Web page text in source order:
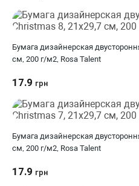
Бумага дизайнерская
см, 200 г/м2, Rosa Talent
17.9 грн
Бумага дизайнерская
см, 200 г/м2, Rosa Talent
17.9 грн